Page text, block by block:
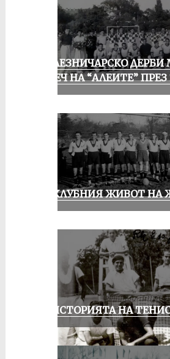
ЖЕЛЕЗНИЧАРСКО ДЕРБИ
И ПЕЧ НА “АЛЕИТЕ” ПРЕЗ
ИЗ КЛУБНИЯ ЖИВОТ НА
ЗА ИСТОРИЯТА НА